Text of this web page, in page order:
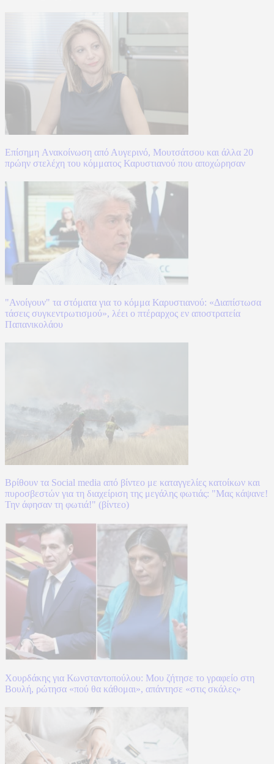
Επίσημη Aνακοίνωση από Αυγερινό, Μουτσάτσου και άλλα 20
πρώην στελέχη του κόμματος Καρυστιανού που αποχώρησαν
"Ανοίγουν" τα στόματα για το κόμμα Καρυστιανού: «Διαπίστωσα
τάσεις συγκεντρωτισμού», λέει ο πτέραρχος εν αποστρατεία
Παπανικολάου
Βρίθουν τα Social media από βίντεο με καταγγελίες κατοίκων και
πυροσβεστών για τη διαχείριση της μεγάλης φωτιάς: "Μας κάψανε!
Την άφησαν τη φωτιά!" (βίντεο)
Χουρδάκης για Κωνσταντοπούλου: Μου ζήτησε το γραφείο στη
Βουλή, ρώτησα «πού θα κάθομαι», απάντησε «στις σκάλες»